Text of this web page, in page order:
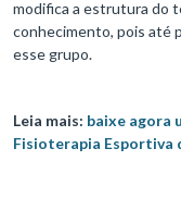
modifica a estrutura do
conhecimento, pois até
esse grupo.
Leia mais: baixe agora
Fisioterapia Esportiva